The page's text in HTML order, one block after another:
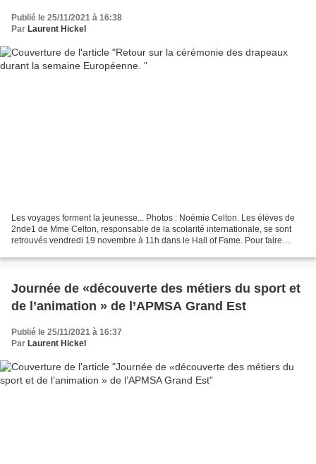
Publié le 25/11/2021 à 16:38
Par Laurent Hickel
Les voyages forment la jeunesse... Photos : Noémie Celton. Les élèves de
2nde1 de Mme Celton, responsable de la scolarité internationale, se sont
retrouvés vendredi 19 novembre à 11h dans le Hall of Fame. Pour faire
Journée de «découverte des métiers du sport et
de l’animation » de l’APMSA Grand Est
Publié le 25/11/2021 à 16:37
Par Laurent Hickel